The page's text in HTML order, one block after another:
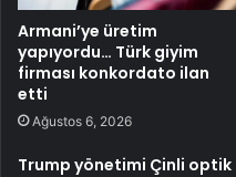
Armani’ye üretim
yapıyordu… Türk giyim
firması konkordato ilan
etti
Ağustos 6, 2026
Trump yönetimi Çinli optik